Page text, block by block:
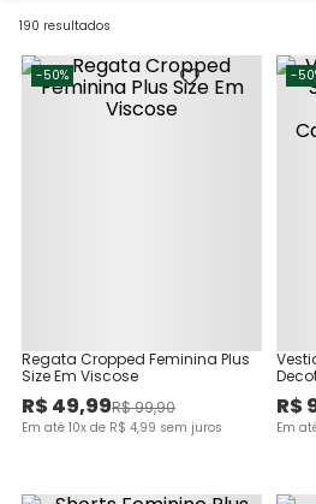
190 resultados
-50%
Regata Cropped Feminina Plus
Size Em Viscose
R$49,99R$99,90
Em até 10x de R$ 4,99 sem juros
-
R$
Em